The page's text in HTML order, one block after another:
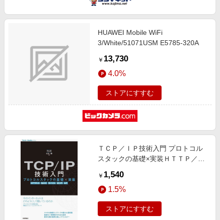
HUAWEI Mobile WiFi
3/White/51071USM E5785-320A
￥ 13,730
4.0%
ストアにすすむ
ＴＣＰ／ＩＰ技術入門 プロトコル
スタックの基礎×実装ＨＴＴＰ／
ｉ，ＩｏＴＴｅｃｈ × Ｂｏｏｋｓ
ｐｌｕｓシリーズ
￥ 1,540
1.5%
ストアにすすむ